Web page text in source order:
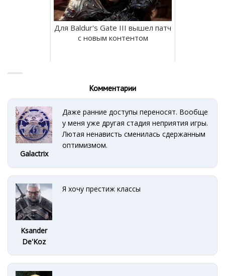
Для Baldur's Gate III вышел патч
с новым контентом
Комментарии
Galactrix
Даже ранние доступы переносят. Вообще
у меня уже другая стадия неприятия игры.
Лютая ненависть сменилась сдержанным
оптимизмом.
Ksander
De'Koz
Я хочу престиж классы